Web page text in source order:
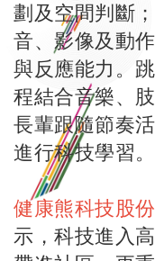
劃及空間判斷
音、影像及動
與反應能力。
程結合音樂、
長輩跟隨節奏
進行科技學習。
健康熊科技股
示，科技進入